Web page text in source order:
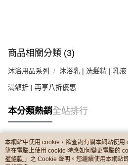
商品相關分類 (3)
沐浴用品系列 沐浴乳 | 洗髮精 | 乳液
滿額折 | 再享八折優惠
本分類熱銷全站排行
熱門標籤
本網站中使用 cookie，欲查詢有關本網站使
望在電腦上使用 cookie 時應如何變更電腦的
權條款 」之 Cookie 聲明。您繼續使用本網站